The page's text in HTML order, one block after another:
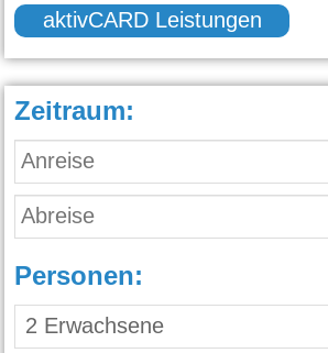
aktivCARD Leistungen
Zeitraum:
Personen: